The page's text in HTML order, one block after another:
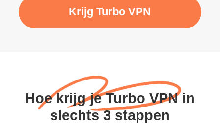
Krijg Turbo VPN
Hoe krijg je Turbo VPN in
slechts 3 stappen